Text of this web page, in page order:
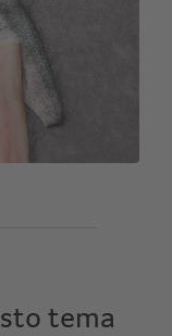
tema